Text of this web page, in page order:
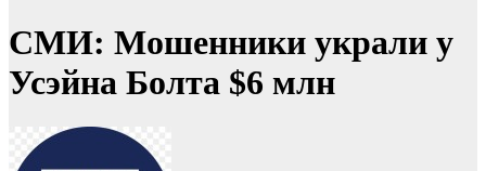
СМИ: Мошенники украли у
Усэйна Болта $6 млн